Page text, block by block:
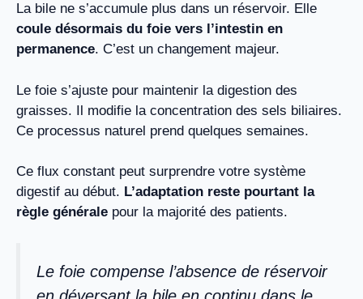
La bile ne s’accumule plus dans un réservoir. Elle
coule désormais du foie vers l’intestin en
permanence. C’est un changement majeur.
Le foie s’ajuste pour maintenir la digestion des
graisses. Il modifie la concentration des sels biliaires.
Ce processus naturel prend quelques semaines.
Ce flux constant peut surprendre votre système
digestif au début. L’adaptation reste pourtant la
règle générale pour la majorité des patients.
Le foie compense l’absence de réservoir